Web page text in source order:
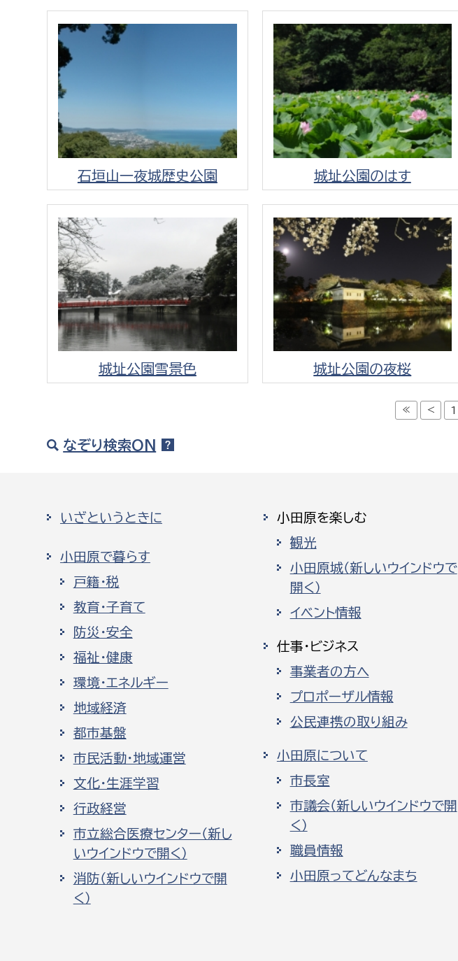
みどり公園課
建築課
上下水道局
経営総務課
給排水業務課
水道整備課
下水道整備課
浄水管理課
教育部
教育総務課
保健給食課
教育指導課
農業委員会事務局
農業委員会事務局
議会局
議会総務課
石垣山一夜城歴史公園 城址公園のはす
城址公園雪景色 城址公園の夜桜
≪ < 1
なぞり検索ON
いざというときに
小田原で暮らす
戸籍・税
教育・子育て
防災・安全
福祉・健康
環境・エネルギー
地域経済
都市基盤
市民活動・地域運営
文化・生涯学習
行政経営
市立総合医療センター（新し
いウインドウで開く）
消防（新しいウインドウで開
く）
小田原を楽しむ
観光
小田原城（新しいウインドウで
開く）
イベント情報
仕事・ビジネス
事業者の方へ
プロポーザル情報
公民連携の取り組み
小田原について
市長室
市議会（新しいウインドウで開
く）
職員情報
小田原ってどんなまち